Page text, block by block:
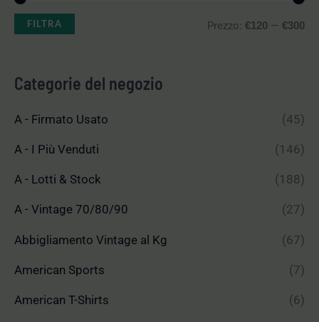
FILTRA Prezzo: €120 — €300
Categorie del negozio
A - Firmato Usato (45)
A - I Più Venduti (146)
A - Lotti & Stock (188)
A - Vintage 70/80/90 (27)
Abbigliamento Vintage al Kg (67)
American Sports (7)
American T-Shirts (6)